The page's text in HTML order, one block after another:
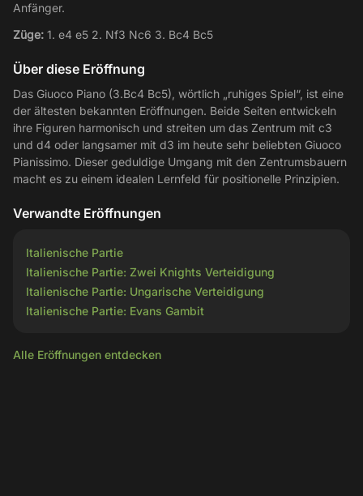
Anfänger.
Züge: 1. e4 e5 2. Nf3 Nc6 3. Bc4 Bc5
Über diese Eröffnung
Das Giuoco Piano (3.Bc4 Bc5), wörtlich „ruhiges Spiel“, ist eine
der ältesten bekannten Eröffnungen. Beide Seiten entwickeln
ihre Figuren harmonisch und streiten um das Zentrum mit c3
und d4 oder langsamer mit d3 im heute sehr beliebten Giuoco
Pianissimo. Dieser geduldige Umgang mit den Zentrumsbauern
macht es zu einem idealen Lernfeld für positionelle Prinzipien.
Verwandte Eröffnungen
Italienische Partie
Italienische Partie: Zwei Knights Verteidigung
Italienische Partie: Ungarische Verteidigung
Italienische Partie: Evans Gambit
Alle Eröffnungen entdecken